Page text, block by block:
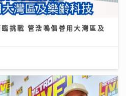
挑戰 管浩鳴倡善用大灣區及